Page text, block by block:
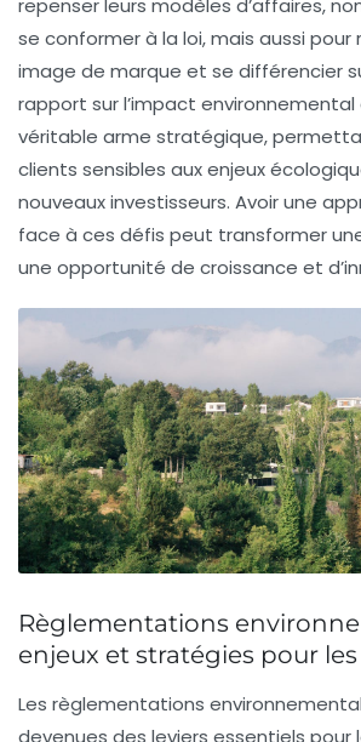
repenser leurs modèles d’affaires,
se conformer à la loi, mais aussi pour
image de marque et se différencier
rapport sur l’impact
véritable arme stratégique,
clients sensibles aux enjeux
nouveaux investisseurs. Avoir une
face à ces défis peut transformer
une opportunité de croissance et
Règlementations
enjeux et stratégies pour
Les règlementations
devenues des leviers essentiels pour